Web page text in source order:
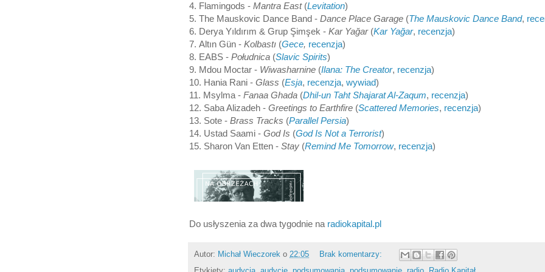
4. Flamingods - Mantra East (Levitation)
5. The Mauskovic Dance Band - Dance Place Garage (The Mauskovic Dance Band,
6. Derya Yıldırım & Grup Şimşek - Kar Yağar (Kar Yağar, recenzja)
7. Altın Gün - Kolbastı (Gece, recenzja)
8. EABS - Południca (Slavic Spirits)
9. Mdou Moctar - Wiwasharnine (Ilana: The Creator, recenzja)
10. Hania Rani - Glass (Esja, recenzja, wywiad)
11. Msylma - Fanaa Ghada (Dhil-un Taht Shajarat Al-Zaqum, recenzja)
12. Saba Alizadeh - Greetings to Earthfire (Scattered Memories, recenzja)
13. Sote - Brass Tracks (Parallel Persia)
14. Ustad Saami - God Is (God Is Not a Terrorist)
15. Sharon Van Etten - Stay (Remind Me Tomorrow, recenzja)
Do usłyszenia za dwa tygodnie na radiokapital.pl
Autor: Michał Wieczorek o 22:05
Brak komentarzy: